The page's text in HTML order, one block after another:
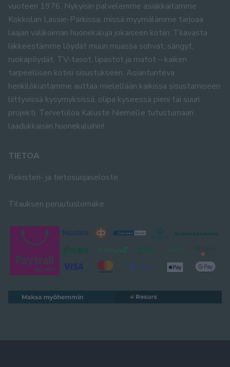
vuoteen 1976. Nykyisin palvelemme asiakkaitamme
Kokkolan Lassie-Parkissa, missä myymälämme tarjoaa
laajan valikoiman huonekaluja jokaiseen kotiin. Tilavasta
liikkeestämme löydät muun muassa sohvat, sängyt,
ruokapöydät, TV-tasot, lipastot ja matot – kaiken
tarpeellisen kotisi sisustukseen. Asiantunteva
henkilökuntamme auttaa mielellään kaikissa sisustamiseen
liittyvissä kysymyksissä, olipa kyseessä pieni tai suuri
projekti. Tervetuloa Kaluste Niemelle tutustumaan
laadukkaisiin huonekaluihin!
TIETOA
Rekisteri- ja tietosuojaseloste
Tilauksen peruutuslomake